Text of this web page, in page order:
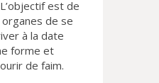
est de
de se
à la date
forme et
de faim.